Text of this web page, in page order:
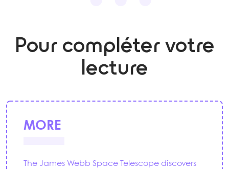
Pour compléter votre
lecture
MORE
The James Webb Space Telescope discovers